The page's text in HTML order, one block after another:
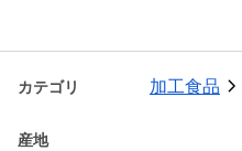
カテゴリ 加工食品
産地